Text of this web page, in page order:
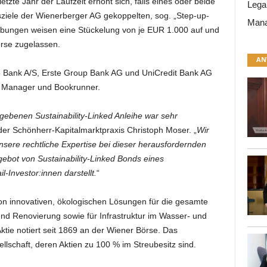
der Wienerberger AG gekoppelten, sog. „Step-up-
weisen eine Stückelung von je EUR 1.000 auf und
zugelassen.
A/S, Erste Group Bank AG und UniCredit Bank AG
und Bookrunner.
Sustainability-Linked Anleihe war sehr
Schönherr-Kapitalmarktpraxis Christoph Moser. „ Wir
rechtliche Expertise bei dieser herausfordernden
von Sustainability-Linked Bonds eines
Investor:innen darstellt.“
innovativen, ökologischen Lösungen für die gesamte
Renovierung sowie für Infrastruktur im Wasser- und
notiert seit 1869 an der Wiener Börse. Das
deren Aktien zu 100 % im Streubesitz sind.